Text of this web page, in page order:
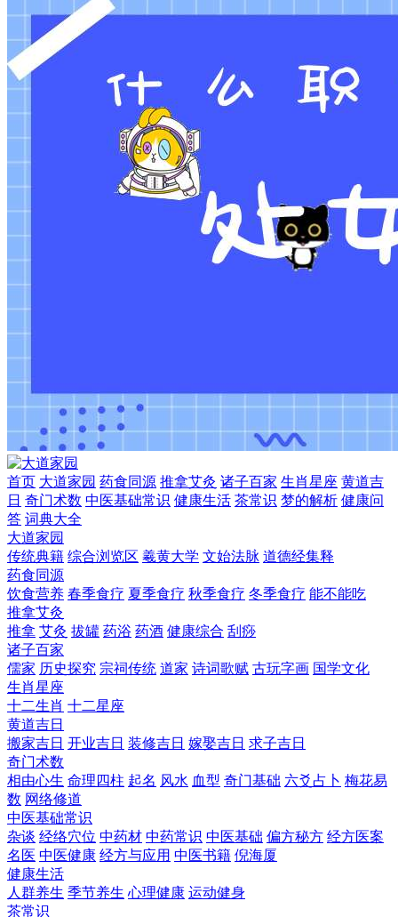
首页 大道家园 药食同源 推拿艾灸 诸子百家 生肖星座 黄道吉
日 奇门术数 中医基础常识 健康生活 茶常识 梦的解析 健康问
答 词典大全
大道家园
传统典籍 综合浏览区 羲黄大学 文始法脉 道德经集释
药食同源
饮食营养 春季食疗 夏季食疗 秋季食疗 冬季食疗 能不能吃
推拿艾灸
推拿 艾灸 拔罐 药浴 药酒 健康综合 刮痧
诸子百家
儒家 历史探究 宗祠传统 道家 诗词歌赋 古玩字画 国学文化
生肖星座
十二生肖 十二星座
黄道吉日
搬家吉日 开业吉日 装修吉日 嫁娶吉日 求子吉日
奇门术数
相由心生 命理四柱 起名 风水 血型 奇门基础 六爻占卜 梅花易
数 网络修道
中医基础常识
杂谈 经络穴位 中药材 中药常识 中医基础 偏方秘方 经方医案
名医 中医健康 经方与应用 中医书籍 倪海厦
健康生活
人群养生 季节养生 心理健康 运动健身
茶常识